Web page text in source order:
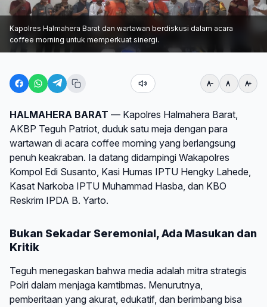
Kapolres Halmahera Barat dan wartawan berdiskusi dalam acara
coffee morning untuk memperkuat sinergi.
HALMAHERA BARAT — Kapolres Halmahera Barat,
AKBP Teguh Patriot, duduk satu meja dengan para
wartawan di acara coffee morning yang berlangsung
penuh keakraban. Ia datang didampingi Wakapolres
Kompol Edi Susanto, Kasi Humas IPTU Hengky Lahede,
Kasat Narkoba IPTU Muhammad Hasba, dan KBO
Reskrim IPDA B. Yarto.
Bukan Sekadar Seremonial, Ada Masukan dan
Kritik
Teguh menegaskan bahwa media adalah mitra strategis
Polri dalam menjaga kamtibmas. Menurutnya,
pemberitaan yang akurat, edukatif, dan berimbang bisa